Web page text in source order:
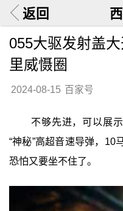
返回
055大驱发射盖
里威慑圈
2024-08-15 百家号
不够先进，可以展
“神秘”高超音速导弹，10
恐怕又要坐不住了。